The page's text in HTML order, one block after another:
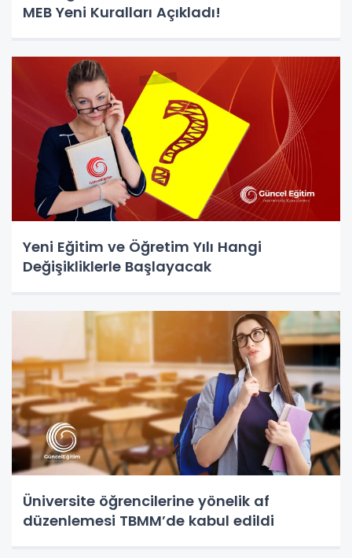
MEB Yeni Kuralları Açıkladı!
Yeni Eğitim ve Öğretim Yılı Hangi
Değişikliklerle Başlayacak
Üniversite öğrencilerine yönelik af
düzenlemesi TBMM’de kabul edildi